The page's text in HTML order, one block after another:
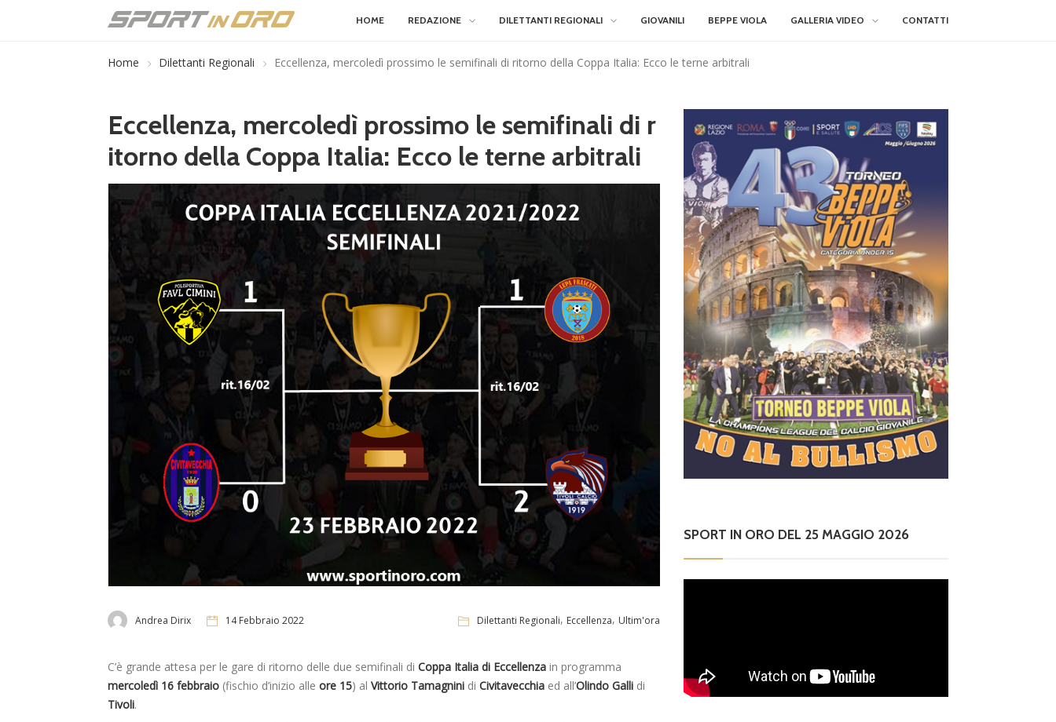
HOME REDAZIONE DILETTANTI REGIONALI GIOVANILI BEPPE VIOLA GALLERIA VIDEO CONTATTI
Home Dilettanti Regionali Eccellenza, mercoledì prossimo le semifinali di ritorno della Coppa Italia: Ecco le terne arbitrali
Eccellenza, mercoledì prossimo le semifinali di r
itorno della Coppa Italia: Ecco le terne arbitrali
Andrea Dirix 14 Febbraio 2022 Dilettanti Regionali, Eccellenza, Ultim'ora
C’è grande attesa per le gare di ritorno delle due semifinali di Coppa Italia di Eccellenza in programma
mercoledì 16 febbraio (fischio d’inizio alle ore 15) al Vittorio Tamagnini di Civitavecchia ed all’Olindo Galli di
Tivoli.
SPORT IN ORO DEL 25 MAGGIO 2026